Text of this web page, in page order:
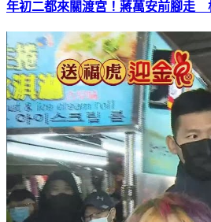
年初二都來關渡宮！蔣萬安前腳走